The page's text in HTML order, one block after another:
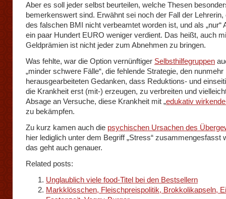
Aber es soll jeder selbst beurteilen, welche Thesen
bemerkenswert sind. Erwähnt sei noch der Fall der Lehrerin,
des falschen BMI nicht verbeamtet worden ist, und als „nur“
ein paar Hundert EURO weniger verdient. Das heißt, auch
Geldprämien ist nicht jeder zum Abnehmen zu bringen.
Was fehlte, war die Option vernünftiger Selbsthilfegruppen
„minder schwere Fälle“, die fehlende Strategie, den nunmehr
herausgearbeiteten Gedanken, dass Reduktions- und
die Krankheit erst (mit-) erzeugen, zu verbreiten und
Absage an Versuche, diese Krankheit mit „edukativ
zu bekämpfen.
Zu kurz kamen auch die psychischen Ursachen des
hier lediglich unter dem Begriff „Stress“ zusammengesfasst
das geht auch genauer.
Related posts:
Unglaublich viele food-Titel bei den Bestsellern
Markklösschen, Fleischpreispolitik, Brokkolikapseln,